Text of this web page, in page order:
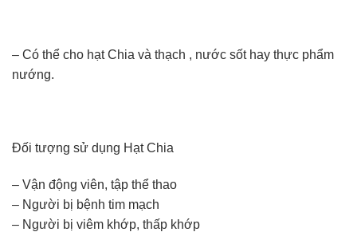
– Có thể cho hạt Chia và thạch , nước sốt hay thực phẩm
nướng.
Đối tượng sử dụng Hạt Chia
– Vận động viên, tập thể thao
– Người bị bệnh tim mạch
– Người bị viêm khớp, thấp khớp